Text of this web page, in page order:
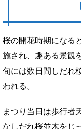
桜の開花時期になる
施され、趣ある景観
旬には数日間しだれ
われる。
まつり当日は歩行者
なしだれ桜並木をじ